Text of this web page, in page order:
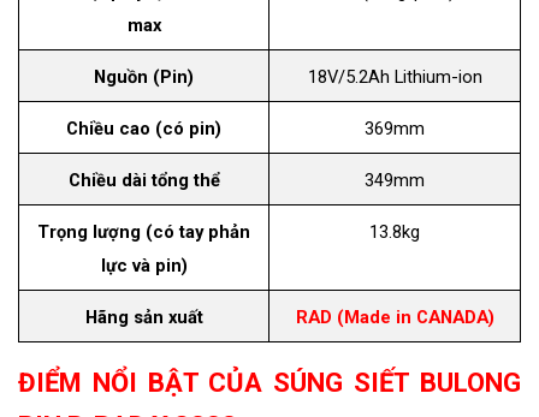
max
Nguồn (Pin) 18V/5.2Ah Lithium-ion
Chiều cao (có pin) 369mm
Chiều dài tổng thể 349mm
Trọng lượng (có tay phản
lực và pin)
13.8kg
Hãng sản xuất RAD (Made in CANADA)
ĐIỂM NỔI BẬT CỦA SÚNG SIẾT BULONG